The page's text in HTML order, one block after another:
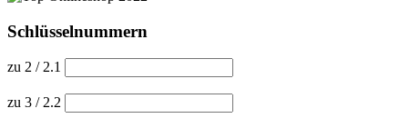
Schlüsselnummern
zu 2 / 2.1
zu 3 / 2.2